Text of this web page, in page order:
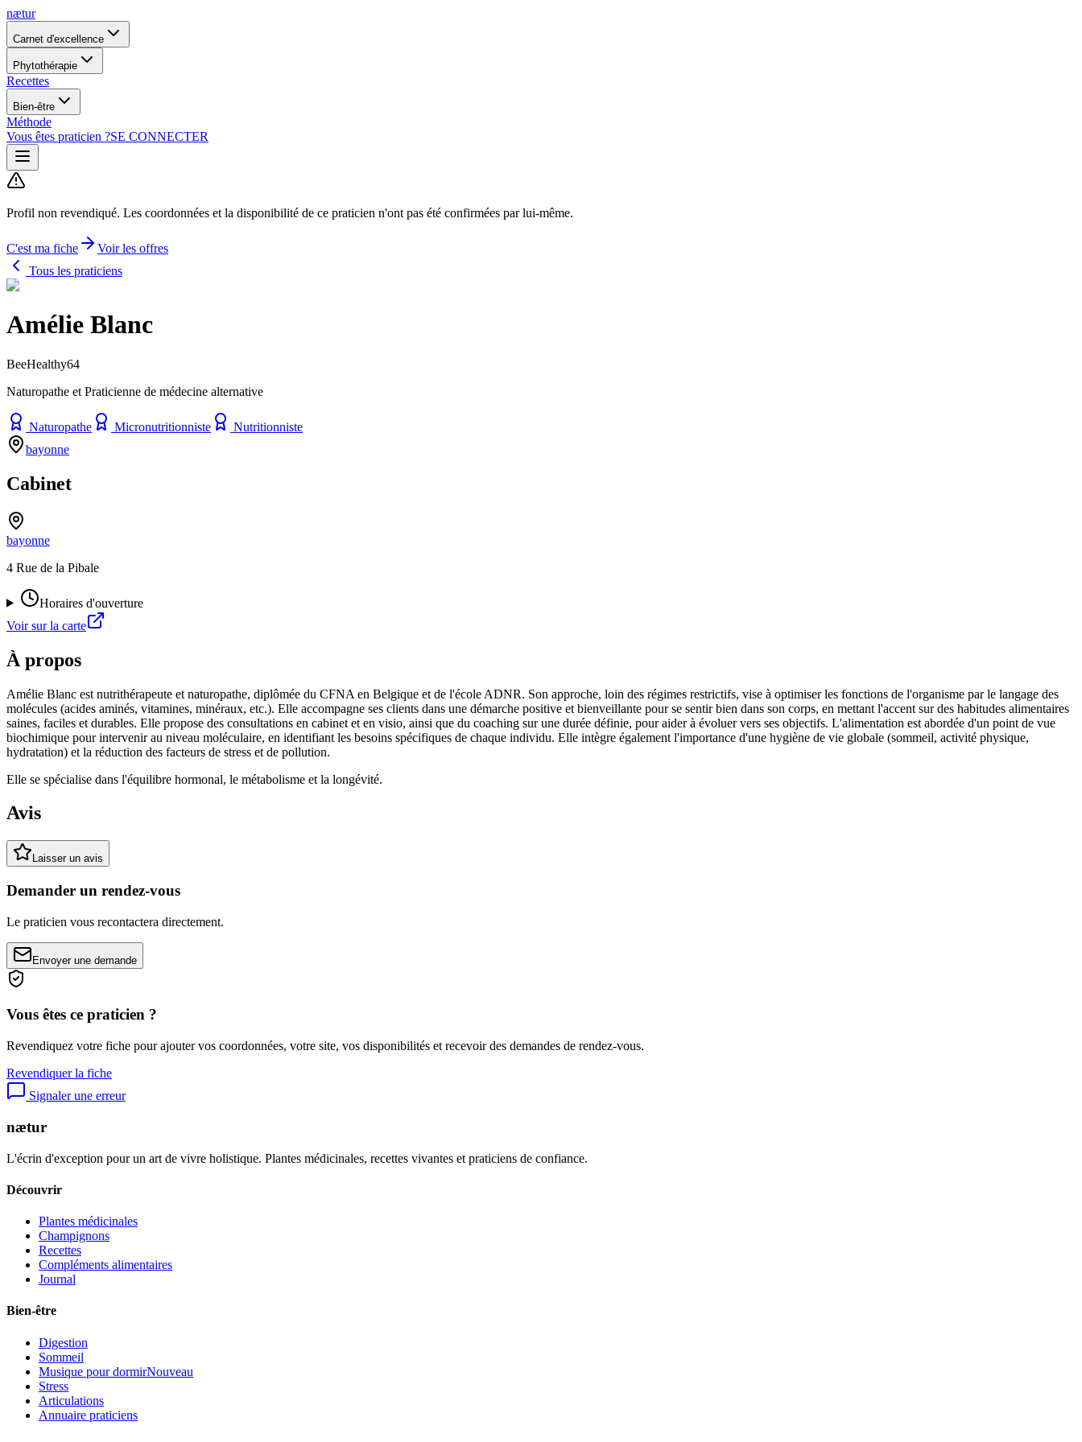
nætur
Carnet d'excellence
Phytothérapie
Recettes
Bien-être
Méthode
Vous êtes praticien ?SE CONNECTER
Profil non revendiqué. Les coordonnées et la disponibilité de ce praticien n'ont pas été confirmées par lui-même.
C'est ma fiche
Voir les offres
Tous les praticiens
Amélie Blanc
BeeHealthy64
Naturopathe et Praticienne de médecine alternative
Naturopathe Micronutritionniste
Nutritionniste
bayonne
Cabinet
bayonne
4 Rue de la Pibale
Horaires d'ouverture
Voir sur la carte
À propos
Amélie Blanc est nutrithérapeute et naturopathe, diplômée du CFNA en Belgique et de l'école ADNR. Son approche, loin des régimes restrictifs, vise à optimiser les fonctions de l'organisme par le langage des
molécules (acides aminés, vitamines, minéraux, etc.). Elle accompagne ses clients dans une démarche positive et bienveillante pour se sentir bien dans son corps, en mettant l'accent sur des habitudes alimentaires
saines, faciles et durables. Elle propose des consultations en cabinet et en visio, ainsi que du coaching sur une durée définie, pour aider à évoluer vers ses objectifs. L'alimentation est abordée d'un point de vue
biochimique pour intervenir au niveau moléculaire, en identifiant les besoins spécifiques de chaque individu. Elle intègre également l'importance d'une hygiène de vie globale (sommeil, activité physique,
hydratation) et la réduction des facteurs de stress et de pollution.
Elle se spécialise dans l'équilibre hormonal, le métabolisme et la longévité.
Avis
Laisser un avis
Demander un rendez-vous
Le praticien vous recontactera directement.
Envoyer une demande
Vous êtes ce praticien ?
Revendiquez votre fiche pour ajouter vos coordonnées, votre site, vos disponibilités et recevoir des demandes de rendez-vous.
Revendiquer la fiche
Signaler une erreur
nætur
L'écrin d'exception pour un art de vivre holistique. Plantes médicinales, recettes vivantes et praticiens de confiance.
Découvrir
Plantes médicinales
Champignons
Recettes
Compléments alimentaires
Journal
Bien-être
Digestion
Sommeil
Musique pour dormirNouveau
Stress
Articulations
Annuaire praticiens